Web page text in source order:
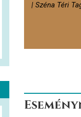
| Széna Téri